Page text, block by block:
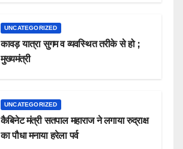
UNCATEGORIZED
कावड़ यात्रा सुगम व व्यवस्थित तरीके से हो ;
मुख्यमंत्री
UNCATEGORIZED
कैबिनेट मंत्री सतपाल महाराज ने लगाया रुद्राक्ष
का पौधा मनाया हरेला पर्व